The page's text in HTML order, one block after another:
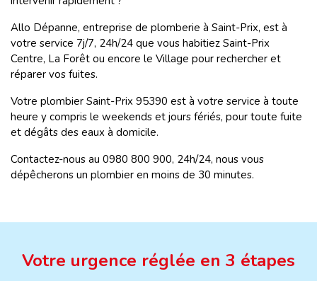
Allo Dépanne, entreprise de plomberie à Saint-Prix, est à
votre service 7j/7, 24h/24 que vous habitiez Saint-Prix
Centre, La Forêt ou encore le Village pour rechercher et
réparer vos fuites.
Votre plombier Saint-Prix 95390 est à votre service à toute
heure y compris le weekends et jours fériés, pour toute fuite
et dégâts des eaux à domicile.
Contactez-nous au 0980 800 900, 24h/24, nous vous
dépêcherons un plombier en moins de 30 minutes.
Votre urgence réglée en 3 étapes